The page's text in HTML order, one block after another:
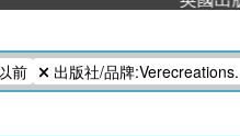
前 出版社/品牌